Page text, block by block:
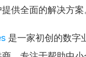
供全面的解决方案
是一家初创的数字